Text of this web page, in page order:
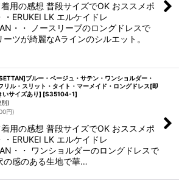
用の感想 普段サイズでOK おススメポ
・ERUKEI LK エルケイドレ
・・ ノースリーブのロングドレスで
ーツが綺麗なAラインのシルエット。
ブルー・ベージュ・サテン・ワンショルダー・
リル・スリット・タイト・マーメイド・ロングドレス[即
いサイズあり] [S35104-1]
別)
円)
用の感想 普段サイズでOK おススメポ
・ERUKEI LK エルケイドレ
・・ ワンショルダーのロングドレスで
の感のある生地で華…